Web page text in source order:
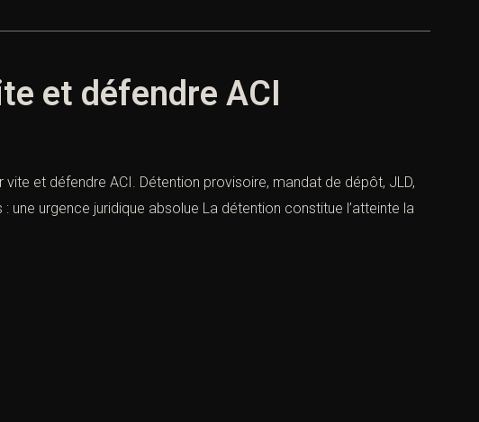
et défendre ACI
et défendre ACI. Détention provisoire, mandat de dépôt, JLD,
urgence juridique absolue La détention constitue l’atteinte la